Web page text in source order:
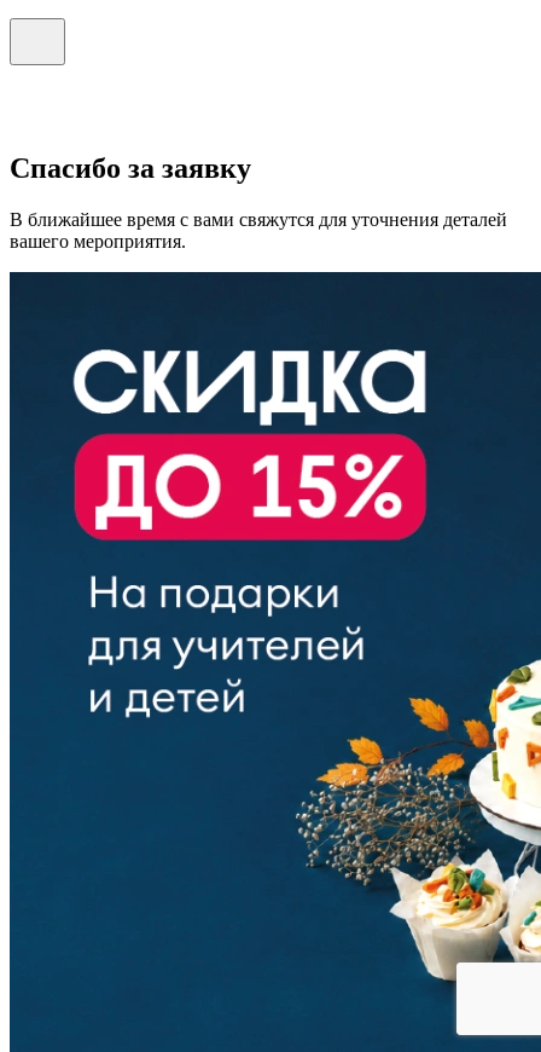
Спасибо за заявку
В ближайшее время с вами свяжутся для уточнения деталей
вашего мероприятия.